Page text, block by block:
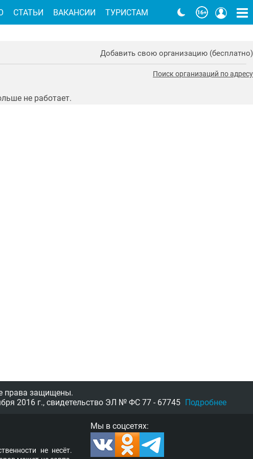
Добавить свою организацию (бесплатно)
Поиск организаций по адресу
не работает.
СТАТЬИ ВАКАНСИИ ТУРИСТАМ
права защищены.
2016 г., свидетельство ЭЛ № ФС 77 - 67745 Подробнее
Мы в соцсетях:
не несёт.